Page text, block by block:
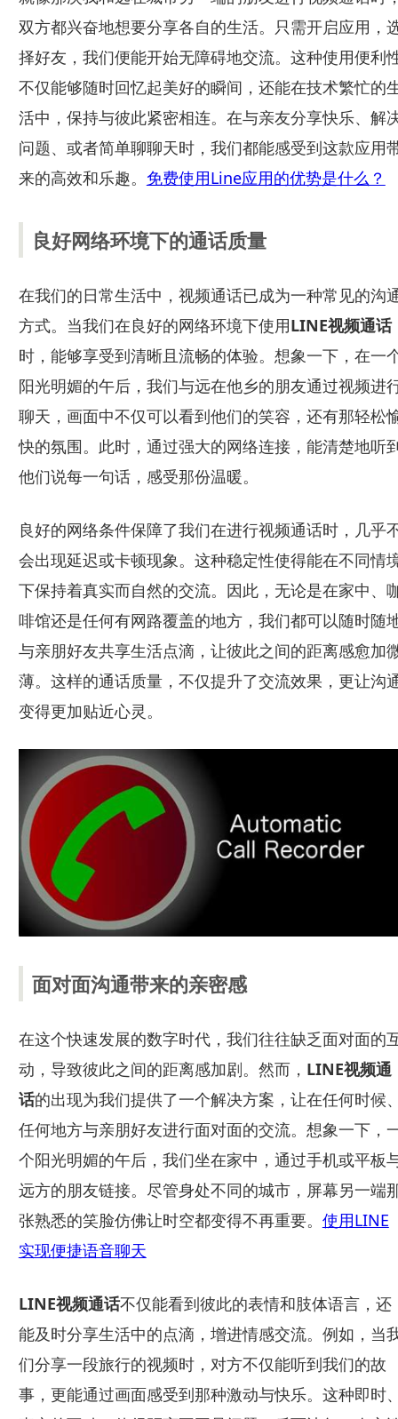
双方都兴奋地想要分享各自的生活。只需开启应用，
择好友，我们便能开始无障碍地交流。这种使用便利
不仅能够随时回忆起美好的瞬间，还能在技术繁忙的
活中，保持与彼此紧密相连。在与亲友分享快乐、解
问题、或者简单聊聊天时，我们都能感受到这款应用
来的高效和乐趣。 免费使用Line应用的优势是什么？
良好网络环境下的通话质量
在我们的日常生活中，视频通话已成为一种常见的沟
方式。当我们在良好的网络环境下使用LINE视频通话
时，能够享受到清晰且流畅的体验。想象一下，在一
阳光明媚的午后，我们与远在他乡的朋友通过视频进
聊天，画面中不仅可以看到他们的笑容，还有那轻松
快的氛围。此时，通过强大的网络连接，能清楚地听
他们说每一句话，感受那份温暖。
良好的网络条件保障了我们在进行视频通话时，几乎
会出现延迟或卡顿现象。这种稳定性使得能在不同情
下保持着真实而自然的交流。因此，无论是在家中、
啡馆还是任何有网路覆盖的地方，我们都可以随时随
与亲朋好友共享生活点滴，让彼此之间的距离感愈加
薄。这样的通话质量，不仅提升了交流效果，更让沟
变得更加贴近心灵。
面对面沟通带来的亲密感
在这个快速发展的数字时代，我们往往缺乏面对面的
动，导致彼此之间的距离感加剧。然而， LINE视频通
话的出现为我们提供了一个解决方案，让在任何时候
任何地方与亲朋好友进行面对面的交流。想象一下，
个阳光明媚的午后，我们坐在家中，通过手机或平板
远方的朋友链接。尽管身处不同的城市，屏幕另一端
张熟悉的笑脸仿佛让时空都变得不再重要。 使用LINE
实现便捷语音聊天
LINE视频通话不仅能看到彼此的表情和肢体语言，还
能及时分享生活中的点滴，增进情感交流。例如，当
们分享一段旅行的视频时，对方不仅能听到我们的故
事，更能通过画面感受到那种激动与快乐。这种即时